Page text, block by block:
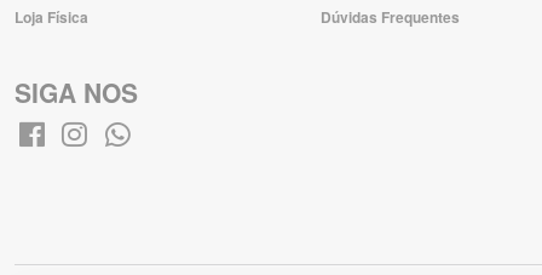
Loja Física
Dúvidas Frequentes
SIGA NOS